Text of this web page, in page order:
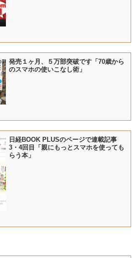
発売１ヶ月、５万部突破です「70歳から
のスマホの使いこなし術」
日経BOOK PLUSのページで連載記事
3・4回目「親にもっとスマホを使っても
らう本」